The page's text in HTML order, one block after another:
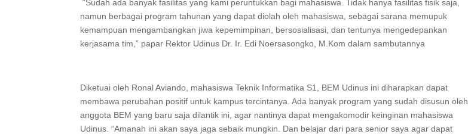
“Sudah ada banyak fasilitas yang kami peruntukkan bagi mahasiswa. Tidak hanya fasilitas fisik saja,
namun berbagai program tahunan yang dapat diolah oleh mahasiswa, sebagai sarana memupuk
kemampuan mengambangkan jiwa kepemimpinan, bersosialisasi, dan tentunya mengedepankan
kerjasama tim,” papar Rektor Udinus Dr. Ir. Edi Noersasongko, M.Kom dalam sambutannya
Diketuai oleh Ronal Aviando, mahasiswa Teknik Informatika S1, BEM Udinus ini diharapkan dapat
membawa perubahan positif untuk kampus tercintanya. Ada banyak program yang sudah disusun oleh
anggota BEM yang baru saja dilantik ini, agar nantinya dapat mengakomodir keinginan mahasiswa
Udinus. “Amanah ini akan saya jaga sebaik mungkin. Dan belajar dari para senior saya agar dapat